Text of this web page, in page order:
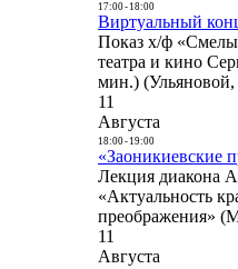
17:00- 18:00
Виртуальный
Показ х/ф
театра и кино
мин.)
11
Августа
18:00- 19:00
«Заоникиевские
Лекция диакона
«Актуальность
преображения»
11
Августа